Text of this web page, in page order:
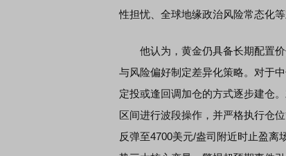
性担忧、全球地缘政治风险常态化
他认为，黄金仍具备长期配置价
与风险偏好制定差异化策略。对于
定投或逢回调加仓的方式逐步建仓
区间进行波段操作，并严格执行仓
反弹至4700美元/盎司附近时止盈